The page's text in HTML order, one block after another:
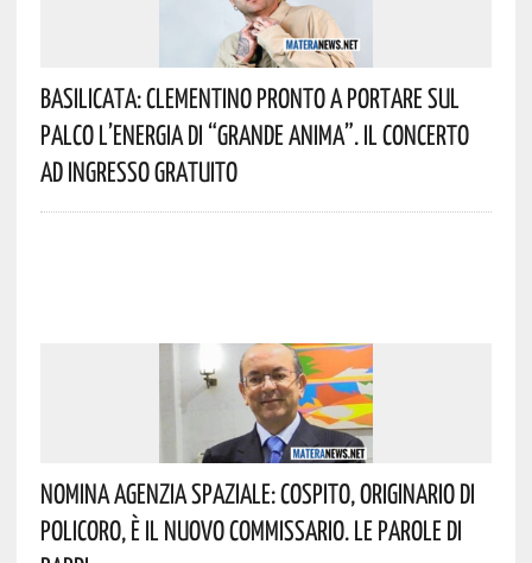
Basilicata: Clementino Pronto A Portare Sul
Palco L’energia Di “Grande Anima”. Il Concerto
Ad Ingresso Gratuito
Nomina Agenzia Spaziale: Cospito, Originario Di
Policoro, È Il Nuovo Commissario. Le Parole Di